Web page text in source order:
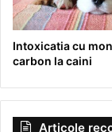
Intoxicatia cu
carbon la caini
Articole